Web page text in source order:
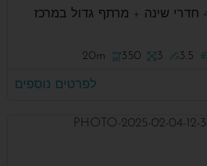
וילה נהדרת עם 4 חדרי שינה + מרתף גדול במרכז
3.5
3
350
20m
לפרטים נוספים